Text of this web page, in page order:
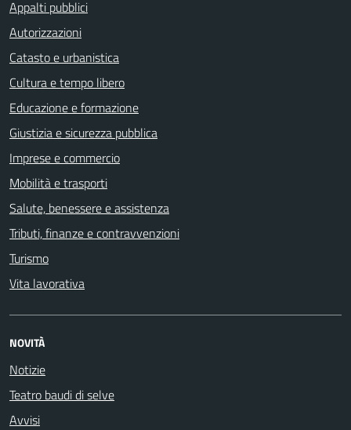
Appalti pubblici
Autorizzazioni
Catasto e urbanistica
Cultura e tempo libero
Educazione e formazione
Giustizia e sicurezza pubblica
Imprese e commercio
Mobilità e trasporti
Salute, benessere e assistenza
Tributi, finanze e contravvenzioni
Turismo
Vita lavorativa
NOVITÀ
Notizie
Teatro baudi di selve
Avvisi